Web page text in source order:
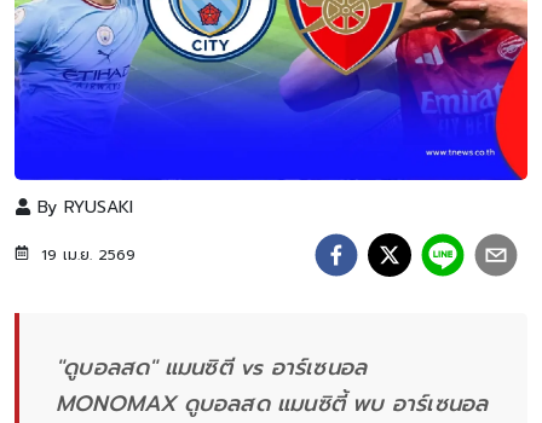
By RYUSAKI
19 เม.ย. 2569
"ดูบอลสด" แมนซิตี vs อาร์เซนอล
MONOMAX ดูบอลสด แมนซิตี้ พบ อาร์เซนอล